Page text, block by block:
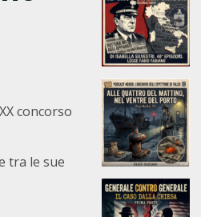
concorso
tra le sue